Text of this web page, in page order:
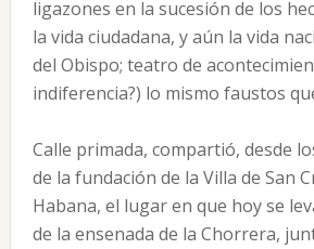
ligazones en la sucesión de los
la vida ciudadana, y aún la vida
del Obispo; teatro de
indiferencia?) lo mismo faustos
Calle primada, compartió, desde
de la fundación de la Villa de San
Habana, el lugar en que hoy se
de la ensenada de la Chorrera,